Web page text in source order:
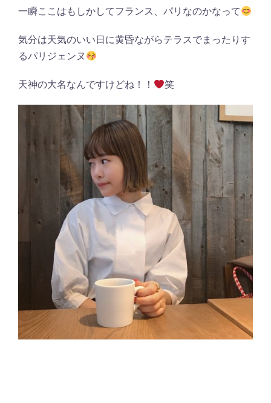
一瞬ここはもしかしてフランス、パリなのかなって
気分は天気のいい日に黄昏ながらテラスでまったりす
るパリジェンヌ
天神の大名なんですけどね！！ 笑